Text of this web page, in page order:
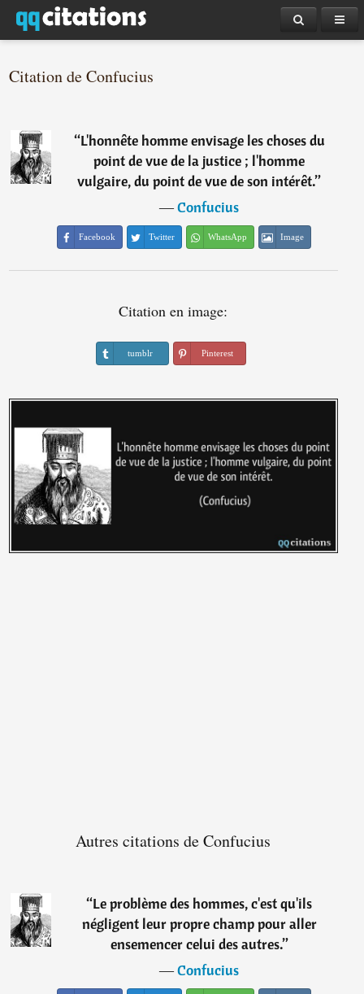
Citation de Confucius
“L'honnête homme envisage les choses du
point de vue de la justice ; l'homme
vulgaire, du point de vue de son intérêt.”
―Confucius
Facebook Twitter WhatsApp Image
Citation en image:
tumblr Pinterest
Autres citations de Confucius
“Le problème des hommes, c'est qu'ils
négligent leur propre champ pour aller
ensemencer celui des autres.”
―Confucius